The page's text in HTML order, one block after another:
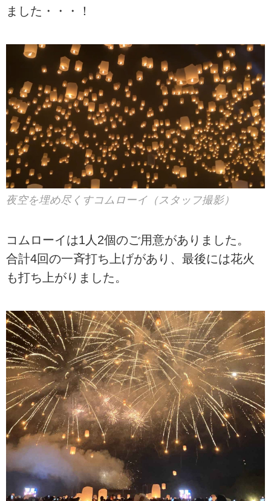
ました・・・！
夜空を埋め尽くすコムローイ（スタッフ撮影）
コムローイは1人2個のご用意がありました。
合計4回の一斉打ち上げがあり、最後には花火
も打ち上がりました。